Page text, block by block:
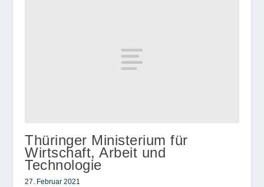
Thüringer Ministerium für
Wirtschaft, Arbeit und
Technologie
27. Februar 2021